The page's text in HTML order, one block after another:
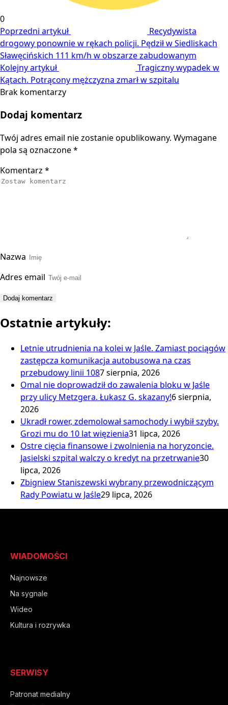
0
Poprzedni artykuł
Recydywista
drogowy ponownie w rękach policji. Pędził w Siedliskach
Sławęcińskich 111 km/h w obszarze zabudowanym
Kolejny artykuł
Tragiczny wypadek w
Kątach. Potrącony mężczyzna zmarł w szpitalu
Brak komentarzy
Dodaj komentarz
Twój adres email nie zostanie opublikowany. Wymagane
pola są oznaczone*
Komentarz *
Nazwa
Adres email
Ostatnie artykuły:
Letnie utrudnienia na kolei w Jaśle. Zamiast pociągów
zastępcza komunikacja autobusowa na czas
przebudowy linii 1087 sierpnia, 2026
Omal nie doprowadził do zawalenia bloku w Jaśle
przy ulicy Metzgera. Łukasz G. skazany!6 sierpnia,
2026
Ukradł rower, zdemolował samochody i wybił szyby.
Grozi mu do 10 lat więzienia31 lipca, 2026
Ostre cięcia finansowe i zwolnienia na horyzoncie.
Jasielski szpital walczy o kredyt na przetrwanie30
lipca, 2026
Zbigniew Staniszewski wybrany przewodniczącym
Rady Powiatu w Jaśle29 lipca, 2026
WIADOMOŚCI
Najnowsze
Na sygnale
Wideo
Kultura i rozrywka
SERWISY
Patronat medialny